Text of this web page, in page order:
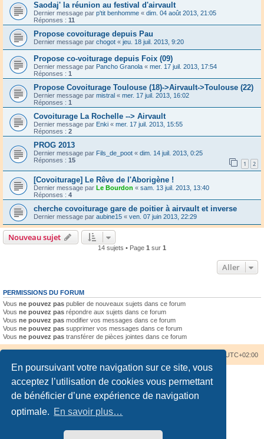
En poursuivant votre navigation sur ce site, vous
acceptez l’utilisation de cookies vous permettant
de bénéficier d’une expérience de navigation
optimale. En savoir plus…
Saodaj' la réunion au festival d'airvault
Dernier message par p'tit benhomme « dim. 04 août 2013, 21:05
Réponses : 11
Propose covoiturage depuis Pau
Dernier message par chogot « jeu. 18 juil. 2013, 9:20
Propose co-voiturage depuis Foix (09)
Dernier message par Pancho Granola « mer. 17 juil. 2013, 17:54
Réponses : 1
Propose Covoiturage Toulouse (18)->Airvault->Toulouse (22)
Dernier message par mistral « mer. 17 juil. 2013, 16:02
Réponses : 1
Covoiturage La Rochelle --> Airvault
Dernier message par Enki « mer. 17 juil. 2013, 15:55
Réponses : 2
PROG 2013
Dernier message par Fils_de_poot « dim. 14 juil. 2013, 0:25
Réponses : 15 1 2
[Covoiturage] Le Rêve de l'Aborigène !
Dernier message par Le Bourdon « sam. 13 juil. 2013, 13:40
Réponses : 4
cherche covoiturage gare de poitier à airvault et inverse
Dernier message par aubine15 « ven. 07 juin 2013, 22:29
Nouveau sujet
14 sujets • Page 1 sur 1
Aller
PERMISSIONS DU FORUM
Vous ne pouvez pas publier de nouveaux sujets dans ce forum
Vous ne pouvez pas répondre aux sujets dans ce forum
Vous ne pouvez pas modifier vos messages dans ce forum
Vous ne pouvez pas supprimer vos messages dans ce forum
Vous ne pouvez pas transférer de pièces jointes dans ce forum
UTC+02:00
Développé parphpBB® Forum Software © phpBB Limited